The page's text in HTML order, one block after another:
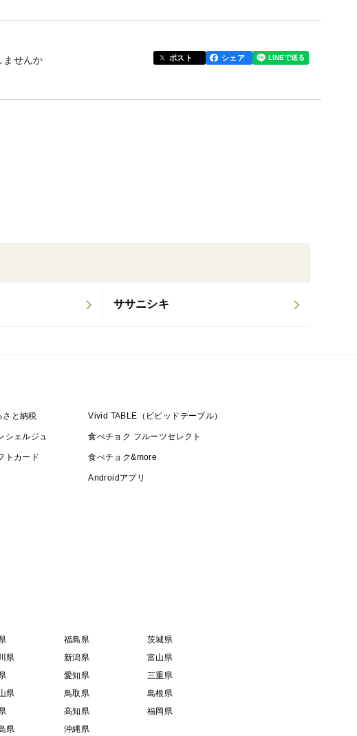
山から流れてくる、すごく冷たい水がきており
ませんか ポスト シェア
ササニシキ
さと納税 Vivid TABLE（ビビッドテーブル）
シェルジュ 食べチョク フルーツセレクト
トカード 食べチョク&more
Androidアプリ
福島県
茨城県
県 新潟県
富山県
愛知県
三重県
県 鳥取県
島根県
高知県
福岡県
県 沖縄県